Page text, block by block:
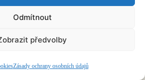
Odmítnout
předvolby
Zásady ochrany osobních údajů